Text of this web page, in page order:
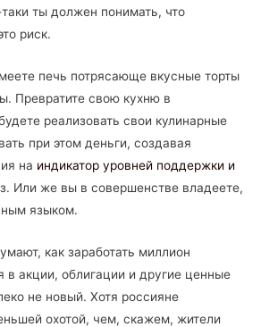
ты должен понимать, что
риск.
печь потрясающе вкусные торты
Превратите свою кухню в
реализовать свои кулинарные
при этом деньги, создавая
на индикатор уровней поддержки и
Или же вы в совершенстве владеете,
языком.
как заработать миллион
в акции, облигации и другие ценные
не новый. Хотя россияне
охотой, чем, скажем, жители